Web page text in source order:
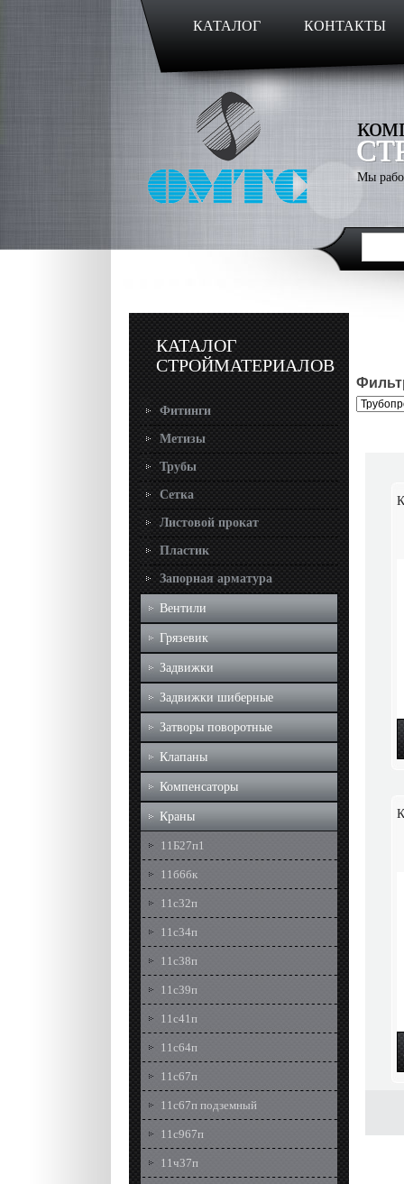
КАТАЛОГ КОНТАКТЫ
Мы
КАТАЛОГ
СТРОЙМАТЕРИАЛОВ
Фитинги
Метизы
Трубы
Сетка
Листовой прокат
Пластик
Запорная арматура
Вентили
Грязевик
Задвижки
Задвижки шиберные
Затворы поворотные
Клапаны
Компенсаторы
Краны
11Б27п1
11б6бк
11с32п
11с34п
11с38п
11с39п
11с41п
11с64п
11с67п
11с67п подземный
11с967п
11ч37п